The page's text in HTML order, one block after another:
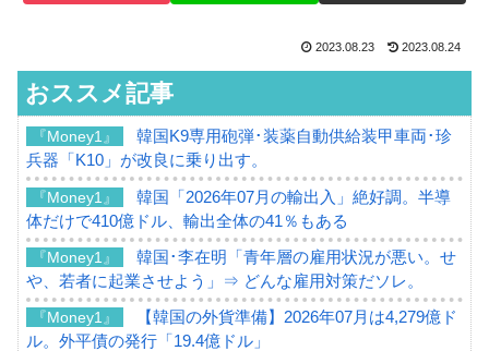
2023.08.23 2023.08.24
おススメ記事
『Money1』
韓国K9専用砲弾･装薬自動供給装甲車両･珍
兵器「K10」が改良に乗り出す。
『Money1』
韓国「2026年07月の輸出入」絶好調。半導
体だけで410億ドル、輸出全体の41％もある
『Money1』
韓国･李在明「青年層の雇用状況が悪い。せ
や、若者に起業させよう」⇒ どんな雇用対策だソレ。
『Money1』
【韓国の外貨準備】2026年07月は4,279億ド
ル。外平債の発行「19.4億ドル」